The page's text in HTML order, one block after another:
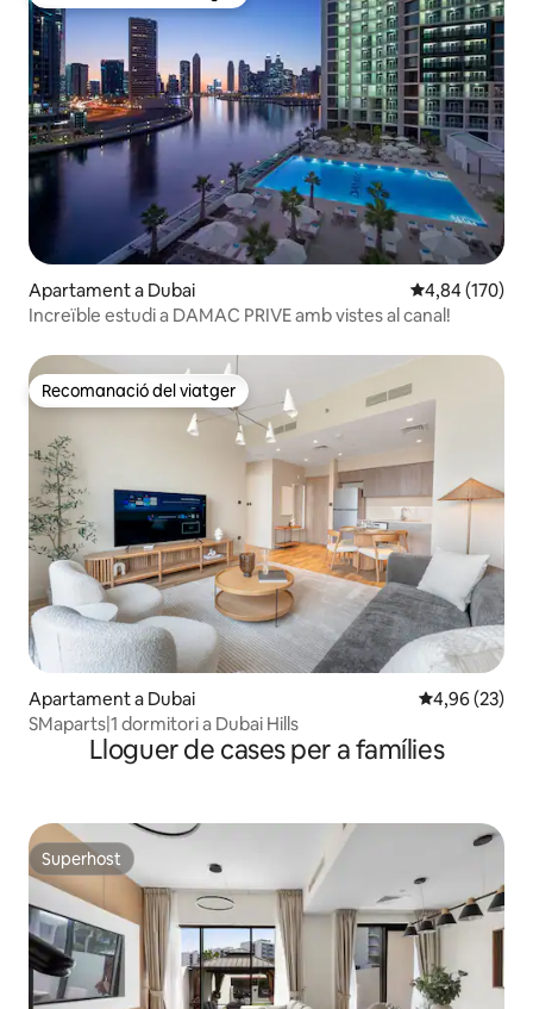
Apartament a Dubai 4,84 de
4,84 (170)
Increïble estudi a DAMAC PRIVE amb vistes al canal!
Recomanació del viatger
Recomanació del viatger
Apartament a Dubai 4,96 de
4,96 (23)
SMaparts|1 dormitori a Dubai Hills
Lloguer de cases per a famílies
Superhost
Superhost